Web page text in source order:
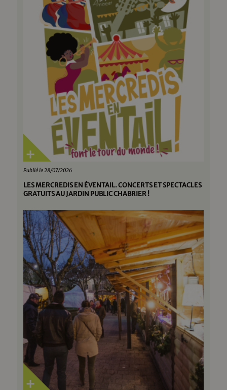
Publié le 28/07/2026
LES MERCREDIS EN ÉVENTAIL. CONCERTS ET SPECTACLES
GRATUITS AU JARDIN PUBLIC CHABRIER !